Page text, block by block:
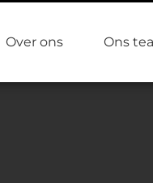
Over ons Ons